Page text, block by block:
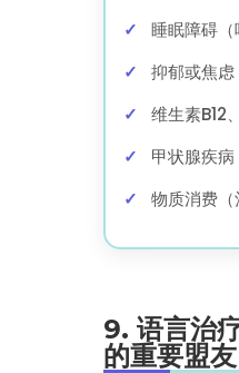
睡眠障碍（
抑郁或焦虑
维生素B12
甲状腺疾病
物质消费（
9. 语言治
的重要盟友